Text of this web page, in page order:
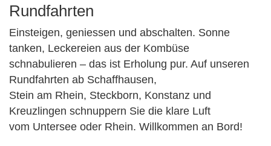
Rundfahrten
Einsteigen, geniessen und abschalten. Sonne
tanken, Leckereien aus der Kombüse
schnabulieren – das ist Erholung pur. Auf unseren
Rundfahrten ab Schaffhausen,
Stein am Rhein, Steckborn, Konstanz und
Kreuzlingen schnuppern Sie die klare Luft
vom Untersee oder Rhein. Willkommen an Bord!